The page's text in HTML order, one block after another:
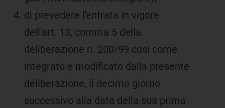
di prevedere l'entrata in vigore
dell'art. 13, comma 5 della
deliberazione n. 200/99 così come
integrato e modificato dalla presente
deliberazione, il decimo giorno
successivo alla data della sua prima